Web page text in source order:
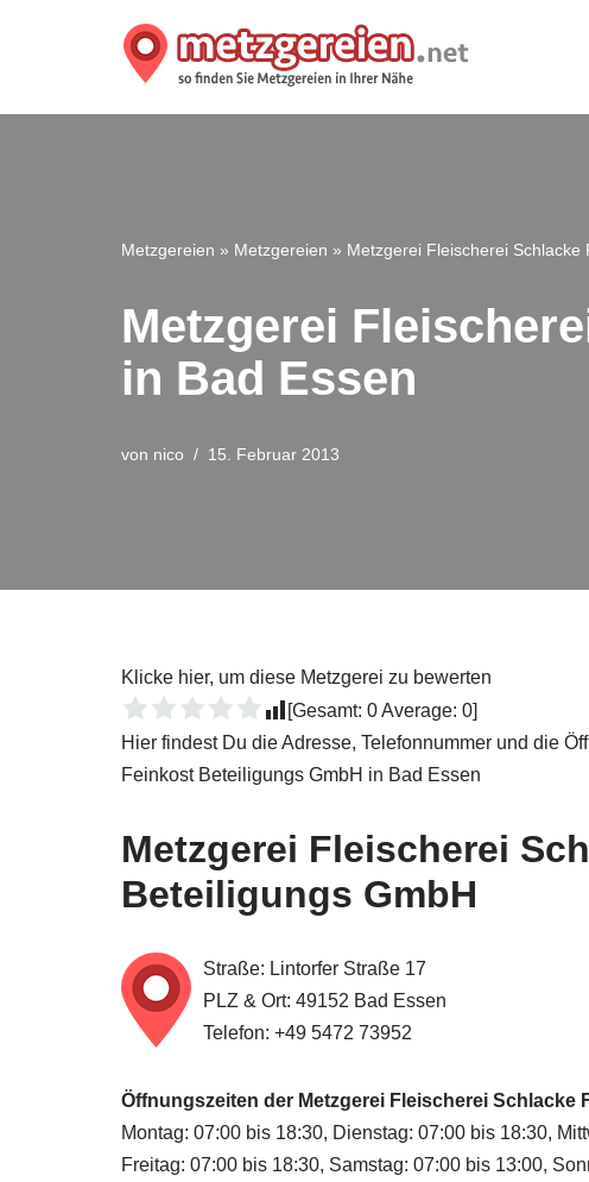
Metzgereien » Metzgereien » Metzgerei Fleischerei Schlacke
Metzgerei
in Bad Essen
von nico 15. Februar 2013
Klicke hier, um diese Metzgerei zu bewerten
[Gesamt: 0Average: 0]
Hier findest Du die Adresse, Telefonnummer und die
Feinkost Beteiligungs GmbH in Bad Essen
Metzgerei Fleischerei
Beteiligungs GmbH
Straße: Lintorfer Straße 17
PLZ & Ort: 49152 Bad Essen
Telefon: +49 5472 73952
Öffnungszeiten der Metzgerei Fleischerei Schlacke
Montag: 07:00 bis 18:30, Dienstag: 07:00 bis 18:30,
Freitag: 07:00 bis 18:30, Samstag: 07:00 bis 13:00,